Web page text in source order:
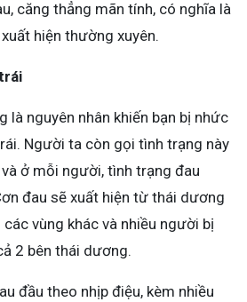
căng thẳng mãn tính, có nghĩa là
hiện thường xuyên.
là nguyên nhân khiến bạn bị nhức
Người ta còn gọi tình trạng này
ở mỗi người, tình trạng đau
đau sẽ xuất hiện từ thái dương
vùng khác và nhiều người bị
2 bên thái dương.
đầu theo nhịp điệu, kèm nhiều